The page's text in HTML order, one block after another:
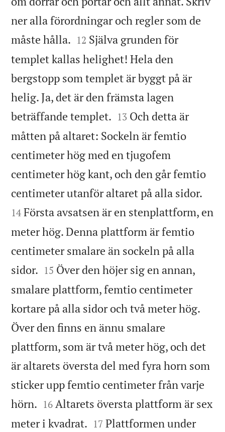
ner alla förordningar och regler som de
måste hålla. 

12 Själva grunden för
templet kallas helighet! Hela den
bergstopp som templet är byggt på är
helig. Ja, det är den främsta lagen
beträffande templet. 

13 Och detta är
måtten på altaret: Sockeln är femtio
centimeter hög med en tjugofem
centimeter hög kant, och den går femtio
centimeter utanför altaret på alla sidor.
14 Första avsatsen är en stenplattform, en
meter hög. Denna plattform är femtio
centimeter smalare än sockeln på alla
sidor. 

15 Över den höjer sig en annan,
smalare plattform, femtio centimeter
kortare på alla sidor och två meter hög.
Över den finns en ännu smalare
plattform, som är två meter hög, och det
är altarets översta del med fyra horn som
sticker upp femtio centimeter från varje
hörn. 

16 Altarets översta plattform är sex
meter i kvadrat. 

17 Plattformen under